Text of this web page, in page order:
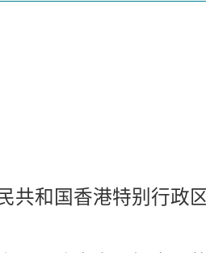
共和国香港特别行政